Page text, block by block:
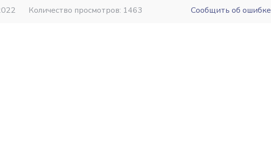
Количество просмотров: 1463 Сообщить об ошибке